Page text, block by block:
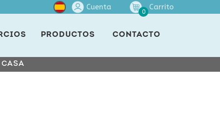
Cuenta
0
Carrito
PRODUCTOS CONTACTO